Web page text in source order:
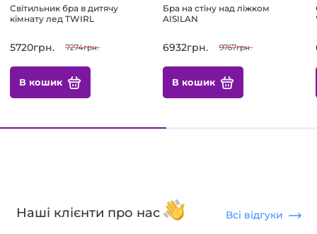
Світильник бра в дитячу
кімнату лед TWIRL
5720грн. 7274грн.
В кошик
Бра на стіну над ліжком
AISILAN
6932грн. 9767грн.
В кошик
Наші клієнти про нас Всі відгуки